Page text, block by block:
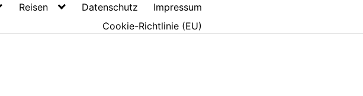
Reisen Datenschutz
Impressum
Cookie-Richtlinie (EU)